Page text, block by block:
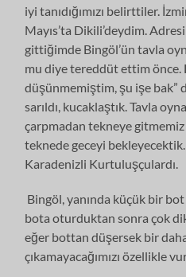
iyi tanıdığımızı belirttiler.
Mayıs’ta Dikili’deydim.
gittiğimde Bingöl’ün tavla
mu diye tereddüt ettim önce.
düşünmemiştim, şu işe bak”
sarıldı, kucaklaştık. Tavla
çarpmadan tekneye
teknede geceyi
Karadenizli Kurtuluşçulardı.
Bingöl, yanında küçük bir
bota oturduktan sonra çok
eğer bottan düşersek bir
çıkamayacağımızı özellikle